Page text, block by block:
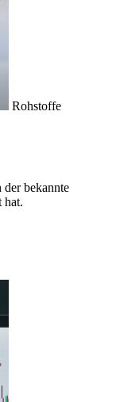
Rohstoffe
bekannte
hat.